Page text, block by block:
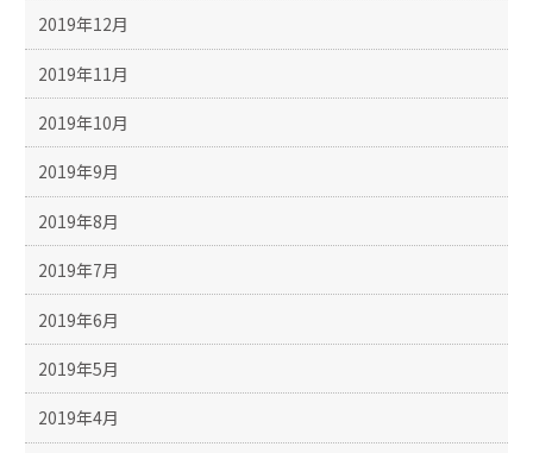
2019年12月
2019年11月
2019年10月
2019年9月
2019年8月
2019年7月
2019年6月
2019年5月
2019年4月